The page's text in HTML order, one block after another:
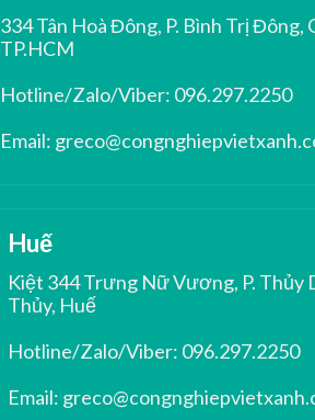
334 Tân Hoà Đông, P. Bình Trị Đông,
TP.HCM
Hotline/Zalo/Viber: 096.297.2250
Email:
Huế
Kiệt 344 Trưng Nữ Vương, P.
Thủy, Huế
Hotline/Zalo/Viber: 096.297.2250
Email: